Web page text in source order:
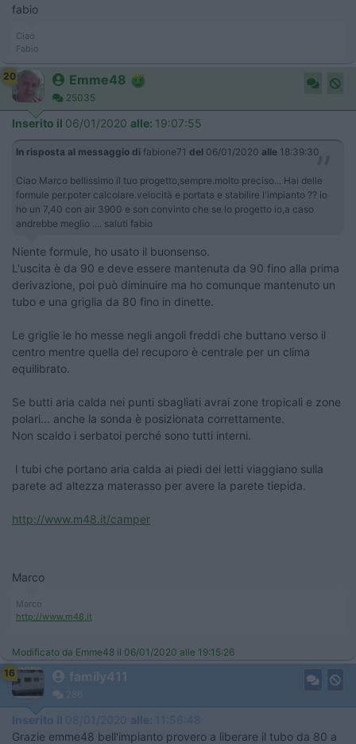
fabio
Ciao
Fabio
20 Emme48
25035
Inserito il 06/01/2020 alle: 19:07:55
In risposta al messaggio di fabione71 del 06/01/2020 alle 18:39:30
Ciao Marco bellissimo il tuo progetto,sempre.molto preciso... Hai delle
formule per.poter calcolare.velocità e portata e stabilire l'impianto ?? io
ho un 7,40 con air 3900 e son convinto che se lo progetto io,a caso
andrebbe meglio .... saluti fabio
Niente formule, ho usato il buonsenso.
L'uscita è da 90 e deve essere mantenuta da 90 fino alla prima
derivazione, poi può diminuire ma ho comunque mantenuto un
tubo e una griglia da 80 fino in dinette.
Le griglie le ho messe negli angoli freddi che buttano verso il
centro mentre quella del recuporo è centrale per un clima
equilibrato.
Se butti aria calda nei punti sbagliati avrai zone tropicali e zone
polari... anche la sonda è posizionata correttamente.
Non scaldo i serbatoi perché sono tutti interni.
I tubi che portano aria calda ai piedi dei letti viaggiano sulla
parete ad altezza materasso per avere la parete tiepida.
http://www.m48.it/camper
Marco
Marco
http://www.m48.it
Modificato da Emme48 il 06/01/2020 alle 19:15:26
16
family411
286
Inserito il 08/01/2020 alle: 11:56:48
Grazie emme48 bell'impianto provero a liberare il tubo da 80 a